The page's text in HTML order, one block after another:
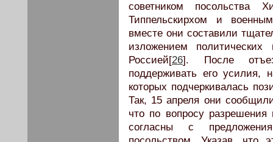
советником посольства
Типпельскирхом и
вместе они составили
изложением
Россией[26]. После
поддерживать его усилия,
которых подчеркивалась
Так, 15 апреля они
что по вопросу разрешения
согласны с